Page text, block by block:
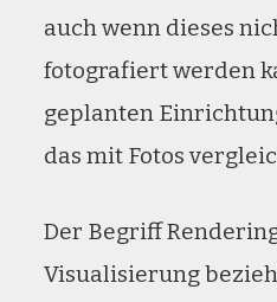
auch wenn dieses
fotografiert werden
geplanten
das mit Fotos
Der Begriff
Visualisierung